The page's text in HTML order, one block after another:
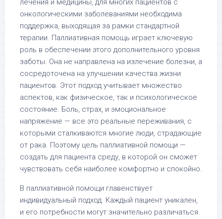
лечения и медицины, для многих пациентов с
онкологическими заболеваниями необходима
поддержка, выходящая за рамки стандартной
терапии. Паллиативная помощь играет ключевую
роль в обеспечении этого дополнительного уровня
заботы. Она не направлена на излечение болезни, а
сосредоточена на улучшении качества жизни
пациентов. Этот подход учитывает множество
аспектов, как физическое, так и психологическое
состояние. Боль, страх, и эмоциональное
напряжение — все это реальные переживания, с
которыми сталкиваются многие люди, страдающие
от рака. Поэтому цель паллиативной помощи —
создать для пациента среду, в которой он сможет
чувствовать себя наиболее комфортно и спокойно.
В паллиативной помощи главенствует
индивидуальный подход. Каждый пациент уникален,
и его потребности могут значительно различаться.